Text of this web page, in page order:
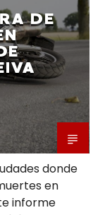
DE
donde
en
informe